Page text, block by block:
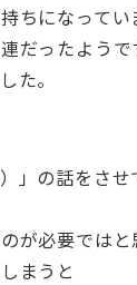
ちになってい
だったようで
た。
」の話をさせ
が必要ではと
まうと